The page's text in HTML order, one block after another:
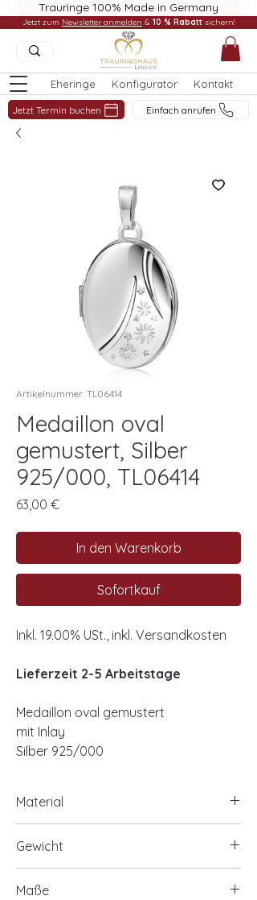
Trauringe 100% Made in Germany
Eheringe Konfigurator Kontakt
Jetzt Termin buchen Einfach anrufen
Jetzt zum Newsletter anmelden & 10 % Rabatt sichern!
Artikelnummer: TL06414
Medaillon oval
gemustert, Silber
925/000, TL06414
63,00 €Preis
In den Warenkorb
Sofortkauf
Inkl. 19.00% USt., inkl. Versandkosten
Lieferzeit 2-5 Arbeitstage
Medaillon oval gemustert
mit Inlay
Silber 925/000
Material
Gewicht
Maße